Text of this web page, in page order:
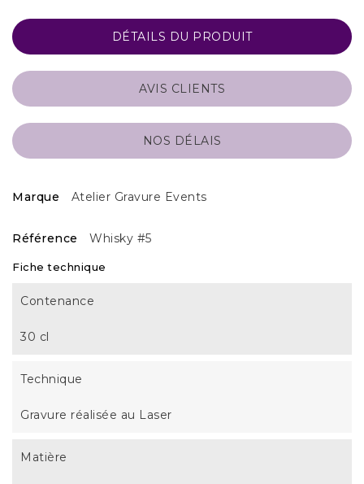
DÉTAILS DU PRODUIT
AVIS CLIENTS
NOS DÉLAIS
Marque Atelier Gravure Events
Référence Whisky #5
Fiche technique
Contenance
30 cl
Technique
Gravure réalisée au Laser
Matière